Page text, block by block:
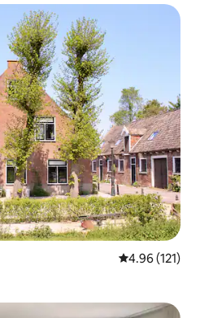
평점 4.96점(5
4.96 (121)